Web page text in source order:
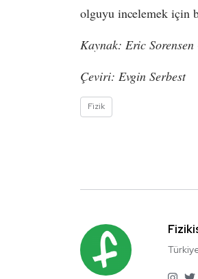
olguyu incelemek için
Kaynak: Eric Sorensen
Çeviri: Evgin Serbest
Fizik